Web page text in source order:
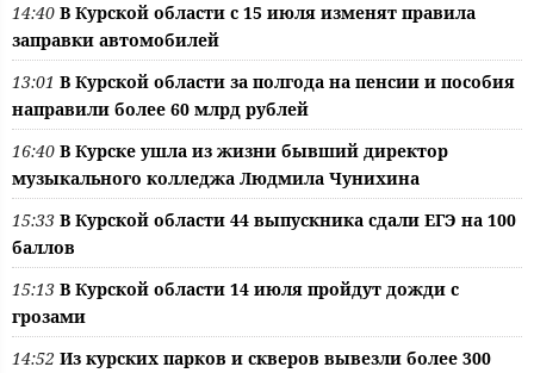
14:40 В Курской области с 15 июля изменят правила
заправки автомобилей
13:01 В Курской области за полгода на пенсии и пособия
направили более 60 млрд рублей
16:40 В Курске ушла из жизни бывший директор
музыкального колледжа Людмила Чунихина
15:33 В Курской области 44 выпускника сдали ЕГЭ на 100
баллов
15:13 В Курской области 14 июля пройдут дожди с
грозами
14:52 Из курских парков и скверов вывезли более 300